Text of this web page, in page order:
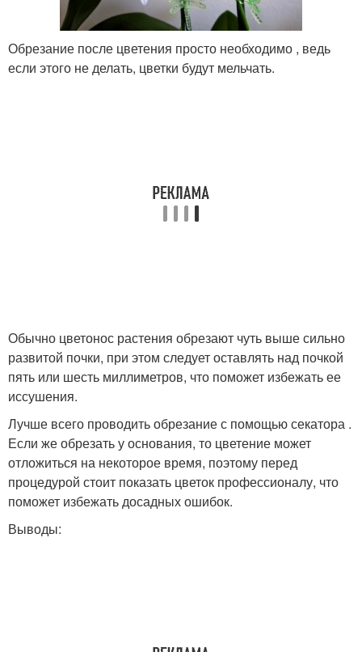
Обрезание после цветения просто необходимо , ведь
если этого не делать, цветки будут мельчать.
Обычно цветонос растения обрезают чуть выше сильно
развитой почки, при этом следует оставлять над почкой
пять или шесть миллиметров, что поможет избежать ее
иссушения.
Лучше всего проводить обрезание с помощью секатора .
Если же обрезать у основания, то цветение может
отложиться на некоторое время, поэтому перед
процедурой стоит показать цветок профессионалу, что
поможет избежать досадных ошибок.
Выводы: